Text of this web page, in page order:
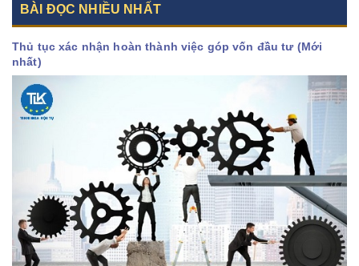
BÀI ĐỌC NHIỀU NHẤT
Thủ tục xác nhận hoàn thành việc góp vốn đầu tư (Mới
nhất)